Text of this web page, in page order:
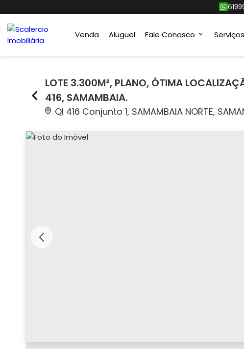
Venda Aluguel Fale Conosco Serviços
LOTE 3.300M², PLANO, ÓTIMA
416, SAMAMBAIA.
QI 416 Conjunto 1, SAMAMBAIA NORTE,